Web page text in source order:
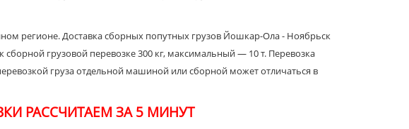
регионе. Доставка сборных попутных грузов Йошкар-Ола - Ноябрьск
грузовой перевозке 300 кг, максимальный — 10 т. Перевозка
груза отдельной машиной или сборной может отличаться в
РАССЧИТАЕМ ЗА 5 МИНУТ